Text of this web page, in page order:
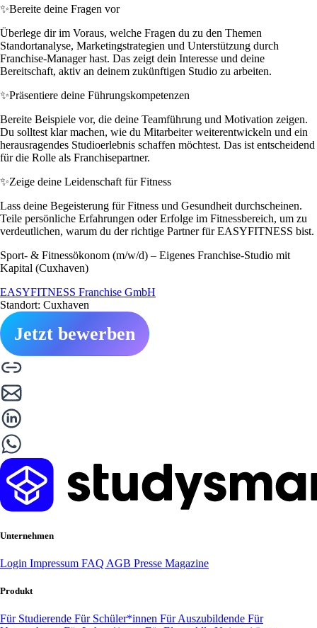
✨Bereite deine Fragen vor
Überlege dir im Voraus, welche Fragen du zu den Themen
Standortanalyse, Marketingstrategien und Unterstützung durch
Franchise-Manager hast. Das zeigt dein Interesse und deine
Bereitschaft, aktiv an deinem zukünftigen Studio zu arbeiten.
✨Präsentiere deine Führungskompetenzen
Bereite Beispiele vor, die deine Teamführung und Motivation zeigen.
Du solltest klar machen, wie du Mitarbeiter weiterentwickeln und ein
herausragendes Studioerlebnis schaffen möchtest. Das ist entscheidend
für die Rolle als Franchisepartner.
✨Zeige deine Leidenschaft für Fitness
Lass deine Begeisterung für Fitness und Gesundheit durchscheinen.
Teile persönliche Erfahrungen oder Erfolge im Fitnessbereich, um zu
verdeutlichen, warum du der richtige Partner für EASYFITNESS bist.
Sport- & Fitnessökonom (m/w/d) – Eigenes Franchise-Studio mit
Kapital (Cuxhaven)
EASYFITNESS Franchise GmbH
Standort: Cuxhaven
Jetzt bewerben
Unternehmen
Login Impressum FAQ AGB Presse Magazine
Produkt
Für Studierende Für Schüler*innen Für Auszubildende Für